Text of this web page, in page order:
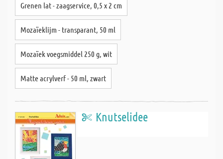
Grenen lat - zaagservice, 0,5 x 2 cm
Mozaïeklijm - transparant, 50 ml
Mozaïek voegsmiddel 250 g, wit
Matte acrylverf - 50 ml, zwart
Knutselidee